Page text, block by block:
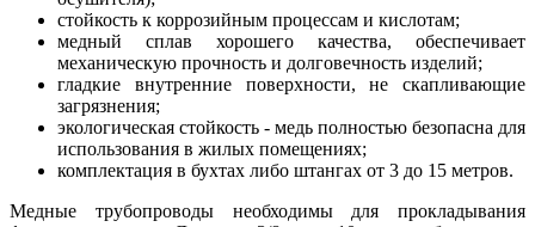
стойкость к коррозийным процессам и кислотам;
медный сплав хорошего качества, обеспечивает
механическую прочность и долговечность изделий;
гладкие внутренние поверхности, не скапливающие
загрязнения;
экологическая стойкость - медь полностью безопасна для
использования в жилых помещениях;
комплектация в бухтах либо штангах от 3 до 15 метров.
Медные трубопроводы необходимы для прокладывания